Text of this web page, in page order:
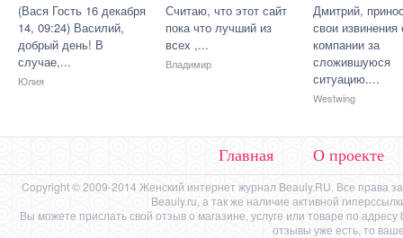
(Вася Гость 16 декабря
14, 09:24) Василий,
добрый день! В
случае,...
Юлия
Считаю, что этот сайт
пока что лучший из
всех ,...
Владимир
Дмитрий,
свои извинения
компании за
сложившуюся
ситуацию....
Westwing
Главная О проекте
Copyright © 2009-2014 Женский интернет журнал Beauly.RU. Все права
Beauly.ru, а так же наличие активной
Вы можете прислать свой отзыв о магазине, услуге или товаре по адресу
отзывы уже есть, то